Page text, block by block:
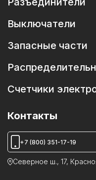
НОМ, ЗНОМ
Вводы 220 кВ
Приводы к выключателям
Разъединители
Выключатели
Выключатели масляные
Выключатели элегазовые
Запасные части
Запасные части к
Катушки к
Камеры КСО
Камеры ИКВН
Реклоузеры ПСС
Ячейки ЯКНО
Счетчики
Контакты
+7 (800) 351-17-19
Северное ш., 17,